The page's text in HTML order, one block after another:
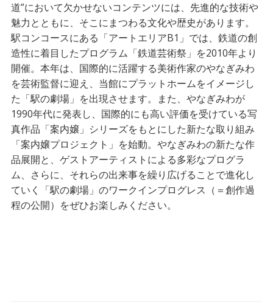
道”において欠かせないコンテンツには、先進的な技術や
魅力とともに、そこにまつわる文化や歴史があります。
駅コンコースにある「アートエリアB1」では、鉄道の創
造性に着目したプログラム「鉄道芸術祭」を2010年より
開催。本年は、国際的に活躍する美術作家のやなぎみわ
を芸術監督に迎え、当館にプラットホームをイメージし
た「駅の劇場」を出現させます。また、やなぎみわが
1990年代に発表し、国際的にも高い評価を受けている写
真作品「案内嬢」シリーズをもとにした新たな取り組み
「案内嬢プロジェクト」を始動。やなぎみわの新たな作
品展開と、ゲストアーティストによる多彩なプログラ
ム、さらに、それらの出来事を繰り広げることで進化し
ていく「駅の劇場」のワークインプログレス（＝創作過
程の公開）をぜひお楽しみください。